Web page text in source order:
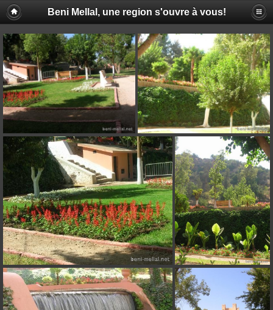
Beni Mellal, une region s'ouvre à vous!